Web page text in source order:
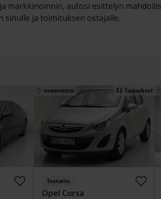
markkinoinnin, autosi esittelyn
ja toimituksen ostajalle.
maanantai 32 Tarjoukset
Testattu
Opel Corsa